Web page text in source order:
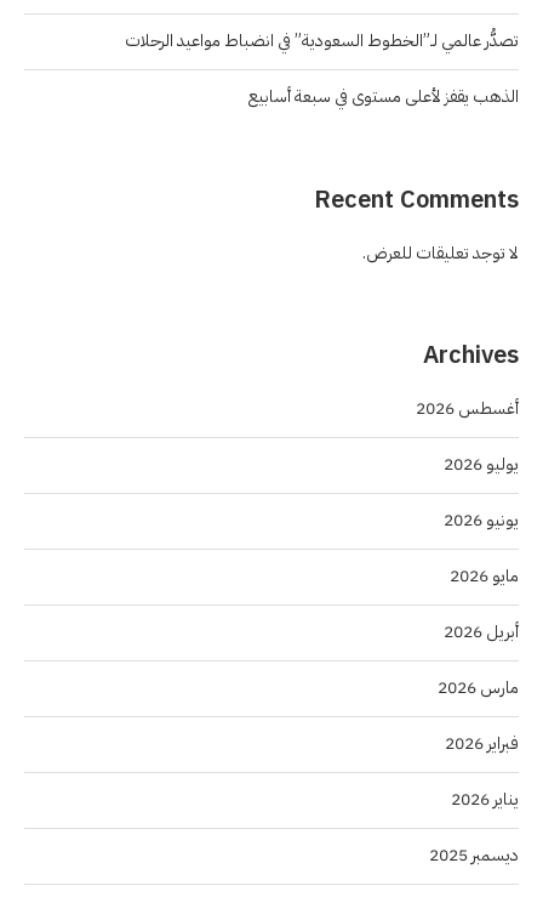
تصدُّر عالمي لـ”الخطوط السعودية” في انضباط مواعيد الرحلات
الذهب يقفز لأعلى مستوى في سبعة أسابيع
Recent Comments
لا توجد تعليقات للعرض.
Archives
أغسطس 2026
يوليو 2026
يونيو 2026
مايو 2026
أبريل 2026
مارس 2026
فبراير 2026
يناير 2026
ديسمبر 2025